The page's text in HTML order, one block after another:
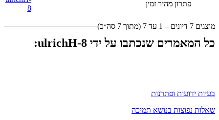
פתרון מהיר זמין
8
מוצגים 7 דיונים – 1 עד 7 (מתוך 7 סה״כ)
כל המאמרים שנכתבו על ידי ulrichH-8:
בעיות ידועות ופתרנות
שאלות נפוצות בנושא תמיכה